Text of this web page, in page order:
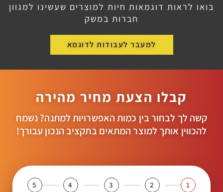
בואו לראות דוגמאות חיות למוצרים שעשינו למגוון
חברות במשק
למעבר לעבודות לדוגמא
קבלו הצעת מחיר מהירה
קשה לך לבחור בין כמות האפשרויות למתנה? נשמח
להכווין אותך למוצר המתאים בתקציב הנכון עבורך!
1
2
3
4
5